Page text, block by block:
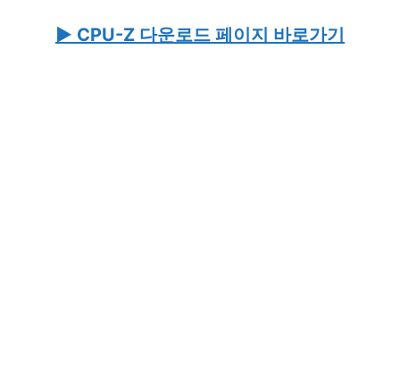
▶ CPU-Z 다운로드 페이지 바로가기